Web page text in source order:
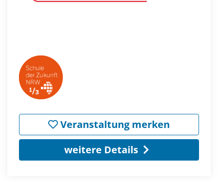
Veranstaltung merken
weitere Details